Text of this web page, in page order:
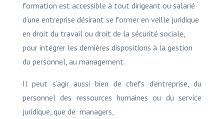
formation est accessible à tout dirigeant ou salarié
d’une entreprise désirant se former en veille juridique
en droit du travail ou droit de la sécurité sociale,
pour intégrer les dernières dispositions à la gestion
du personnel, au management.
Il peut s’agir aussi bien de chefs d’entreprise, du
personnel des ressources humaines ou du service
juridique, que de managers,